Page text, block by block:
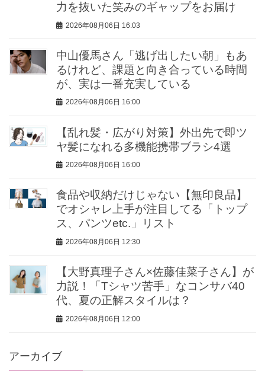
力を抜いた笑みのギャップをお届け
2026年08月06日 16:03
中山優馬さん「逃げ出したい朝」もあ
るけれど、課題と向き合っている時間
が、実は一番充実している
2026年08月06日 16:00
【乱れ髪・広がり対策】外出先で即ツ
ヤ髪になれる多機能携帯ブラシ4選
2026年08月06日 16:00
食品や収納だけじゃない【無印良品】
でオシャレ上手が注目してる「トップ
ス、パンツetc.」リスト
2026年08月06日 12:30
【大野真理子さん×佐藤佳菜子さん】が
力説！「Tシャツ苦手」なコンサバ40
代、夏の正解スタイルは？
2026年08月06日 12:00
アーカイブ